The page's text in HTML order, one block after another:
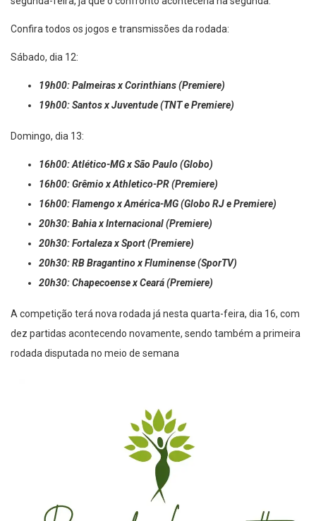
segunda-feira, já que o confronto aconteceria na segunda.
Confira todos os jogos e transmissões da rodada:
Sábado, dia 12:
19h00: Palmeiras x Corinthians (Premiere)
19h00: Santos x Juventude (TNT e Premiere)
Domingo, dia 13:
16h00: Atlético-MG x São Paulo (Globo)
16h00: Grêmio x Athletico-PR (Premiere)
16h00: Flamengo x América-MG (Globo RJ e Premiere)
20h30: Bahia x Internacional (Premiere)
20h30: Fortaleza x Sport (Premiere)
20h30: RB Bragantino x Fluminense (SporTV)
20h30: Chapecoense x Ceará (Premiere)
A competição terá nova rodada já nesta quarta-feira, dia 16, com
dez partidas acontecendo novamente, sendo também a primeira
rodada disputada no meio de semana